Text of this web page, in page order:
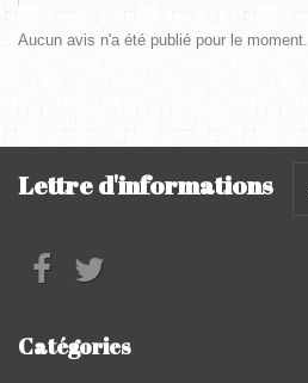
Aucun avis n'a été publié pour le moment.
Lettre d'informations
Catégories